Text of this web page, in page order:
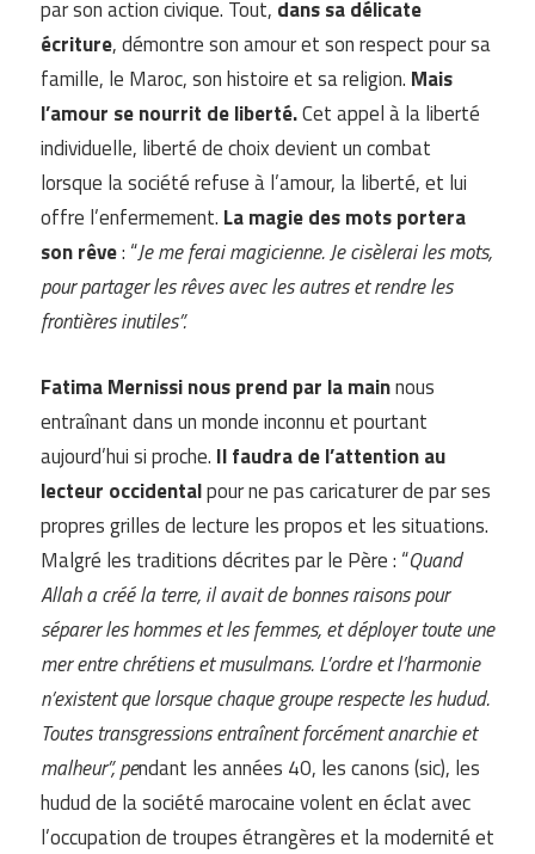
par son action civique. Tout, dans sa délicate
écriture, démontre son amour et son respect pour sa
famille, le Maroc, son histoire et sa religion. Mais
l’amour se nourrit de liberté.Cet appel à la liberté
individuelle, liberté de choix devient un combat
lorsque la société refuse à l’amour, la liberté, et lui
offre l’enfermement. La magie des mots portera
son rêve: “Je me ferai magicienne. Je cisèlerai les mots,
pour partager les rêves avec les autres et rendre les
frontières inutiles”.
Fatima Mernissi nous prend par la mainnous
entraînant dans un monde inconnu et pourtant
aujourd’hui si proche. Il faudra de l’attention au
lecteur occidentalpour ne pas caricaturer de par ses
propres grilles de lecture les propos et les situations.
Malgré les traditions décrites par le Père : “Quand
Allah a créé la terre, il avait de bonnes raisons pour
séparer les hommes et les femmes, et déployer toute une
mer entre chrétiens et musulmans. L’ordre et l’harmonie
n’existent que lorsque chaque groupe respecte les hudud.
Toutes transgressions entraînent forcément anarchie et
malheur”, pendant les années 40, les canons (sic), les
hudud de la société marocaine volent en éclat avec
l’occupation de troupes étrangères et la modernité et